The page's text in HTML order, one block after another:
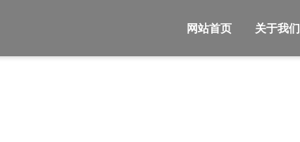
网站首页 关于我们